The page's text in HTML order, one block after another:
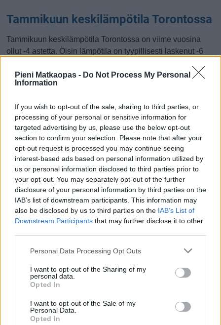
Pieni Matkaopas - Do Not Process My Personal
Information
If you wish to opt-out of the sale, sharing to third parties, or
processing of your personal or sensitive information for
targeted advertising by us, please use the below opt-out
section to confirm your selection. Please note that after your
opt-out request is processed you may continue seeing
interest-based ads based on personal information utilized by
us or personal information disclosed to third parties prior to
your opt-out. You may separately opt-out of the further
disclosure of your personal information by third parties on the
IAB’s list of downstream participants. This information may
also be disclosed by us to third parties on the IAB’s List of
Downstream Participants that may further disclose it to other
Personal Data Processing Opt Outs
I want to opt-out of the Sharing of my
personal data.
Opted In
I want to opt-out of the Sale of my
Personal Data.
Opted In
Tammikuun keskilämpötila Torontossa
Tammikuun keskilämpötila Torontossa on viime vuosina
ollut -4 astetta. Öisin lämpötila on tyypillisesti laskenut -6
tuntumaan. Tällä sivulla olevasta kaaviosta näkee, miten
lämmin sää Torontossa on keskimäärin ollut tammikuussa
päivinä on minäkin vuonna liikkunut.
Hetkellisesti Torontossa on silti koettu tätäkin kylmempiä ja
lämpimämpiä tammikuisia päiviä. Esimerkiksi vuoden 2018
tammikuussa lämpötila käväisi alimmillaan -22 asteessa ja
toisaalta vuonna 2013 tammikuussa hätyyteltiin eräänä
poikkeuksellisen lämpimänä päivänä 13 asteen lukemia.
Entä muut kuukaudet? Miten lämmintä
Torontossa on ollut...
Tammikuussa Helmikuussa Maaliskuussa
Huhtikuussa Toukokuussa Kesäkuussa
Heinäkuussa Elokuussa Syyskuussa
Lokakuussa
Kiinnostavatko sademäärät?